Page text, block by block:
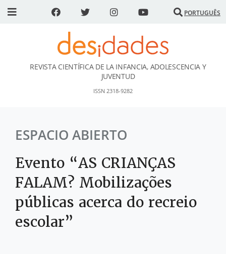
PORTUGUÊS
DESidades
REVISTA CIENTÍFICA DE LA INFANCIA, ADOLESCENCIA Y
JUVENTUD
ISSN 2318-9282
ESPACIO ABIERTO
Evento “AS CRIANÇAS
FALAM? Mobilizações
públicas acerca do recreio
escolar”